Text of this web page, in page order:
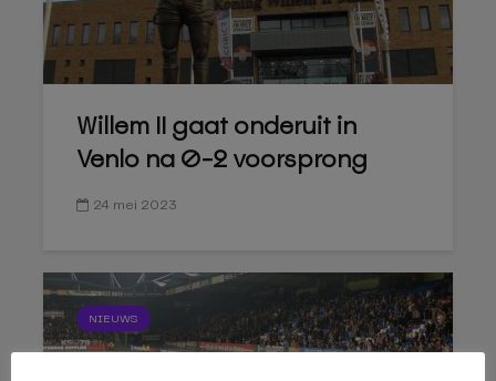
Willem II gaat onderuit in
Venlo na 0-2 voorsprong
24 mei 2023
NIEUWS